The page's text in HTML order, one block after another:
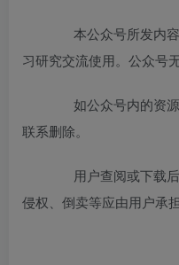
本公众号所发内容
习研究交流使用。公众号
如公众号内的资源
联系删除。
用户查阅或下载后
侵权、倒卖等应由用户承